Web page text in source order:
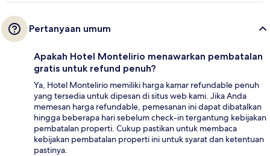
Pertanyaan umum
Apakah Hotel Montelirio menawarkan pembatalan
gratis untuk refund penuh?
Ya, Hotel Montelirio memiliki harga kamar refundable penuh
yang tersedia untuk dipesan di situs web kami. Jika Anda
memesan harga refundable, pemesanan ini dapat dibatalkan
hingga beberapa hari sebelum check-in tergantung kebijakan
pembatalan properti. Cukup pastikan untuk membaca
kebijakan pembatalan properti ini untuk syarat dan ketentuan
pastinya.